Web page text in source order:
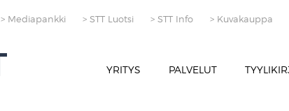
> Mediapankki > STT Luotsi > STT Info > Kuvakauppa
YRITYS PALVELUT